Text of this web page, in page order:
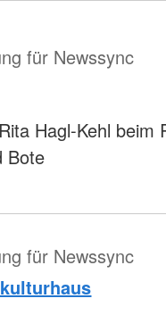
für Newssync
Hagl-Kehl beim
Bote
für Newssync